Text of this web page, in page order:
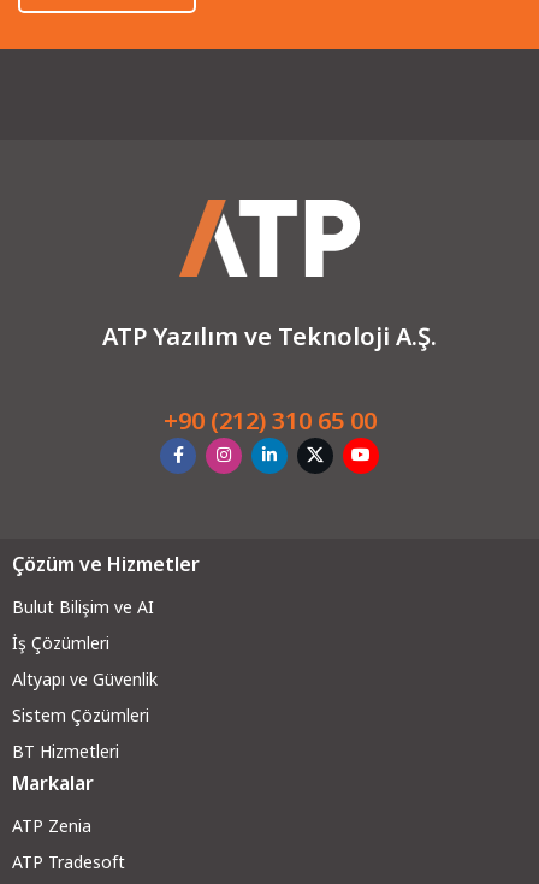
ATP Yazılım ve Teknoloji A.Ş.
+90 (212) 310 65 00
Çözüm ve Hizmetler
Bulut Bilişim ve AI
İş Çözümleri
Altyapı ve Güvenlik
Sistem Çözümleri
BT Hizmetleri
Markalar
ATP Zenia
ATP Tradesoft